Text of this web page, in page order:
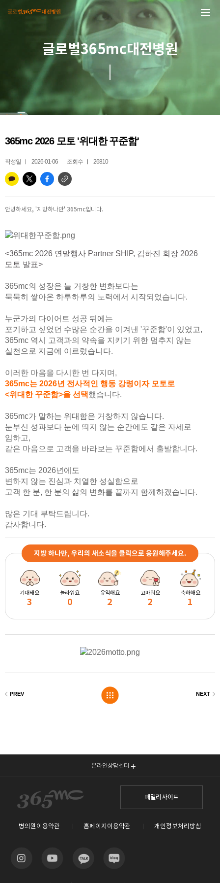
글로벌365mc대전병원
365mc 2026 모토 '위대한 꾸준함'
작성일 2026-01-06 조회수 26810
안녕하세요, '지방하나만' 365mc입니다.
<365mc 2026 연말행사 Partner SHIP, 김하진 회장 2026
모토 발표>
365mc의 성장은 늘 거창한 변화보다는
묵묵히 쌓아온 하루하루의 노력에서 시작되었습니다.
누군가의 다이어트 성공 뒤에는
포기하고 싶었던 수많은 순간을 이겨낸 '꾸준함'이 있었고,
365mc 역시 고객과의 약속을 지키기 위한 멈추지 않는
실천으로 지금에 이르렀습니다.
이러한 마음을 다시한 번 다지며,
365mc는 2026년 전사적인 행동 강령이자 모토로
<위대한 꾸준함>을 선택했습니다.
365mc가 말하는 위대함은 거창하지 않습니다.
눈부신 성과보다 눈에 띄지 않는 순간에도 같은 자세로
임하고,
같은 마음으로 고객을 바라보는 꾸준함에서 출발합니다.
365mc는 2026년에도
변하지 않는 진심과 치열한 성실함으로
고객 한 분, 한 분의 삶의 변화를 끝까지 함께하겠습니다.
많은 기대 부탁드립니다.
감사합니다.
지방 하나만, 우리의 새소식을 클릭으로 응원해주세요.
기대돼요
3
놀라워요
0
유익해요
2
고마워요
2
축하해요
1
온라인상담센터
패밀리 사이트
병의원이용약관 홈페이지이용약관 개인정보처리방침